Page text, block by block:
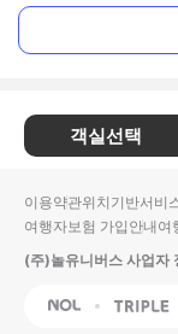
객실선택
이용약관위치기반서비
여행자보험 가입안내여
(주)놀유니버스 사업자
NOL Triple